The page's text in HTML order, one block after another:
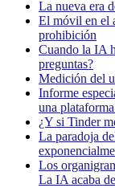
La nueva era
El móvil en el
prohibición
Cuando la IA
preguntas?
Medición del
Informe
una
¿Y si Tinder
La paradoja
Los
La IA acaba